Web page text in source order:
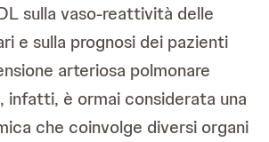
sulla vaso-reattività delle
e sulla prognosi dei pazienti
arteriosa polmonare
infatti, è ormai considerata una
che coinvolge diversi organi